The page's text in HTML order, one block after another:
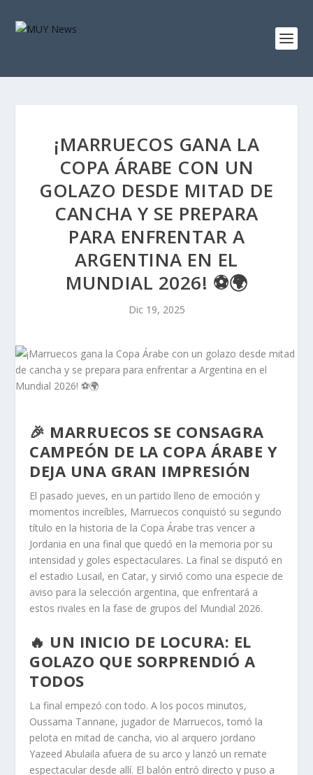
¡MARRUECOS GANA LA
COPA ÁRABE CON UN
GOLAZO DESDE MITAD DE
CANCHA Y SE PREPARA
PARA ENFRENTAR A
ARGENTINA EN EL
MUNDIAL 2026! ⚽🌍
Dic 19, 2025
🎉 MARRUECOS SE CONSAGRA
CAMPEÓN DE LA COPA ÁRABE Y
DEJA UNA GRAN IMPRESIÓN
El pasado jueves, en un partido lleno de emoción y
momentos increíbles, Marruecos conquistó su segundo
título en la historia de la Copa Árabe tras vencer a
Jordania en una final que quedó en la memoria por su
intensidad y goles espectaculares. La final se disputó en
el estadio Lusail, en Catar, y sirvió como una especie de
aviso para la selección argentina, que enfrentará a
estos rivales en la fase de grupos del Mundial 2026.
🔥 UN INICIO DE LOCURA: EL
GOLAZO QUE SORPRENDIÓ A
TODOS
La final empezó con todo. A los pocos minutos,
Oussama Tannane, jugador de Marruecos, tomó la
pelota en mitad de cancha, vio al arquero jordano
Yazeed Abulaila afuera de su arco y lanzó un remate
espectacular desde allí. El balón entró directo y puso a